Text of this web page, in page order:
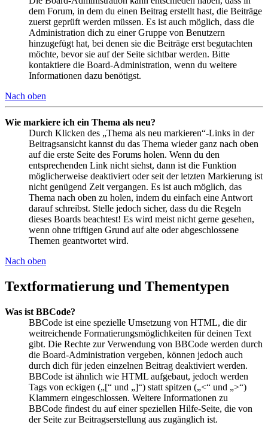
dem Forum, in dem du einen Beitrag erstellt hast, die Beiträge
zuerst geprüft werden müssen. Es ist auch möglich, dass die
Administration dich zu einer Gruppe von Benutzern
hinzugefügt hat, bei denen sie die Beiträge erst begutachten
möchte, bevor sie auf der Seite sichtbar werden. Bitte
kontaktiere die Board-Administration, wenn du weitere
Informationen dazu benötigst.
Nach oben
Wie markiere ich ein Thema als neu?
Durch Klicken des „Thema als neu markieren“-Links in der
Beitragsansicht kannst du das Thema wieder ganz nach oben
auf die erste Seite des Forums holen. Wenn du den
entsprechenden Link nicht siehst, dann ist die Funktion
möglicherweise deaktiviert oder seit der letzten Markierung ist
nicht genügend Zeit vergangen. Es ist auch möglich, das
Thema nach oben zu holen, indem du einfach eine Antwort
darauf schreibst. Stelle jedoch sicher, dass du die Regeln
dieses Boards beachtest! Es wird meist nicht gerne gesehen,
wenn ohne triftigen Grund auf alte oder abgeschlossene
Themen geantwortet wird.
Nach oben
Textformatierung und Thementypen
Was ist BBCode?
BBCode ist eine spezielle Umsetzung von HTML, die dir
weitreichende Formatierungsmöglichkeiten für deinen Text
gibt. Die Rechte zur Verwendung von BBCode werden durch
die Board-Administration vergeben, können jedoch auch
durch dich für jeden einzelnen Beitrag deaktiviert werden.
BBCode ist ähnlich wie HTML aufgebaut, jedoch werden
Tags von eckigen („[“ und „]“) statt spitzen („<“ und „>“)
Klammern eingeschlossen. Weitere Informationen zu
BBCode findest du auf einer speziellen Hilfe-Seite, die von
der Seite zur Beitragserstellung aus zugänglich ist.